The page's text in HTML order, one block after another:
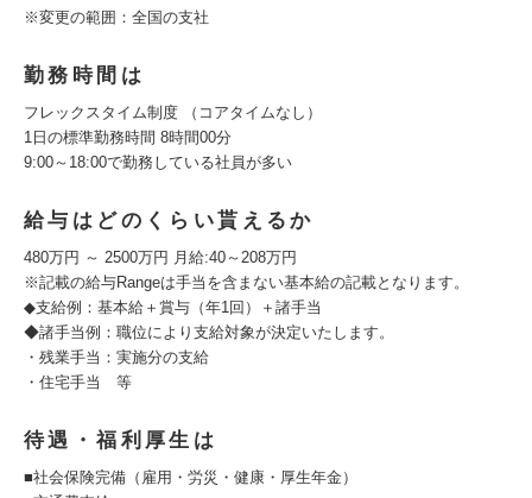
※変更の範囲：全国の支社
勤務時間は
フレックスタイム制度 （コアタイムなし）
1日の標準勤務時間 8時間00分
9:00～18:00で勤務している社員が多い
給与はどのくらい貰えるか
480万円 ～ 2500万円 月給:40～208万円
※記載の給与Rangeは手当を含まない基本給の記載となります。
◆支給例：基本給＋賞与（年1回）＋諸手当
◆諸手当例：職位により支給対象が決定いたします。
・残業手当：実施分の支給
・住宅手当 等
待遇・福利厚生は
■社会保険完備（雇用・労災・健康・厚生年金）